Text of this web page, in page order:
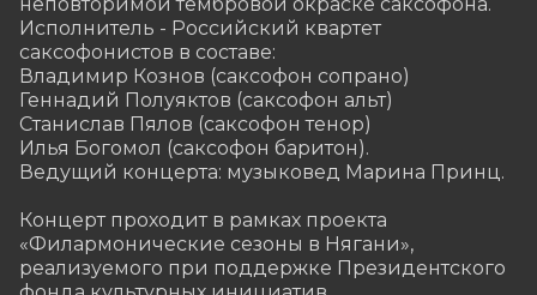
Исполнитель - Российский квартет
саксофонистов в составе:
Владимир Кознов (саксофон сопрано)
Геннадий Полуяктов (саксофон альт)
Станислав Пялов (саксофон тенор)
Илья Богомол (саксофон баритон).
Ведущий концерта: музыковед Марина Принц.
Концерт проходит в рамках проекта
«Филармонические сезоны в Нягани»,
реализуемого при поддержке Президентского